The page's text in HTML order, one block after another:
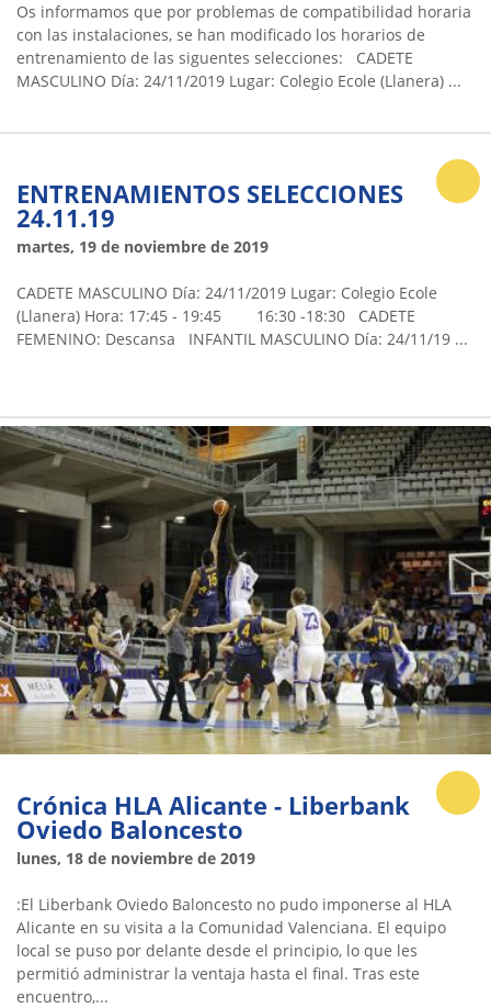
Os informamos que por problemas de compatibilidad horaria
con las instalaciones, se han modificado los horarios de
entrenamiento de las siguentes selecciones: CADETE
MASCULINO Día: 24/11/2019 Lugar: Colegio Ecole (Llanera) ...
ENTRENAMIENTOS SELECCIONES
24.11.19
martes, 19 de noviembre de 2019
CADETE MASCULINO Día: 24/11/2019 Lugar: Colegio Ecole
(Llanera) Hora: 17:45 - 19:45 16:30 -18:30 CADETE
FEMENINO: Descansa INFANTIL MASCULINO Día: 24/11/19 ...
Crónica HLA Alicante - Liberbank
Oviedo Baloncesto
lunes, 18 de noviembre de 2019
:El Liberbank Oviedo Baloncesto no pudo imponerse al HLA
Alicante en su visita a la Comunidad Valenciana. El equipo
local se puso por delante desde el principio, lo que les
permitió administrar la ventaja hasta el final. Tras este
encuentro,...